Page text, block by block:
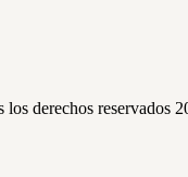
derechos reservados